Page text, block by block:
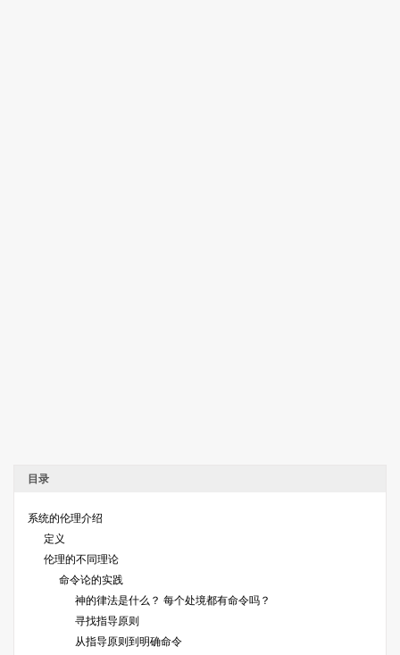
目录
系统的伦理介绍
定义
伦理的不同理论
命令论的实践
神的律法是什么？ 每个处境都有命令吗？
寻找指导原则
从指导原则到明确命令